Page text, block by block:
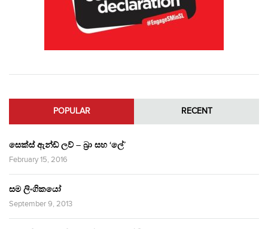
POPULAR RECENT
සෙක්ස් ඇන්ඩ් ලව් – බ්‍රා සහ ‘ලේ’
February 15, 2016
සම ලිංගිකයෝ
September 9, 2013